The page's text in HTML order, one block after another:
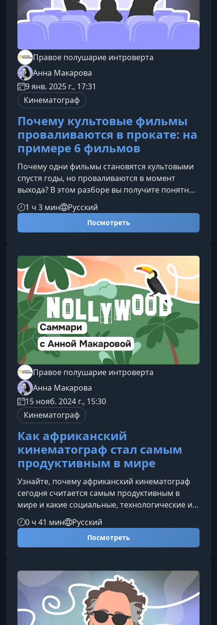
Правое полушарие интроверта
Анна Макарова
9 янв. 2025 г., 17:31
Кинематограф
Почему культовые фильмы
проваливаются в прокате: на
примере 6 фильмов
Почему одни фильмы становятся культовыми
спустя годы, но проваливаются в момент
выхода? В этом разборе вы получите понятные
и структурированные объяснения пяти
ключевых механизмов киноиндустрии,
которые напрямую влияют на судьбу фильма в
погружаться в профессиональную аналитику.О
чём этот разборМатериал основан на анализе
шести известных картин, каждая из которых на
старте ст
1 ч 3 мин Русский
Посмотреть
Правое полушарие интроверта
Анна Макарова
15 нояб. 2024 г., 15:30
Кинематограф
Как африканский
кинематограф стал самым
продуктивным в мире
Узнайте, почему африканский кинематограф
сегодня считается самым продуктивным в
мире и какие социальные, технологические и
культурные факторы делают Нолливуд и другие
региональные индустрии Африки феноменом
мирового масштаба.Что делает африканское
кино самым продуктивнымНесмотря на
инфраструктуру, африканская киноиндустрия
демонстрирует ошеломляющие темпы роста и
выпускает тысячи фильмов ежегодно. В этом
разделе р
0 ч 41 мин Русский
Посмотреть